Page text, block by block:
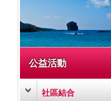
公益活動
社區結合